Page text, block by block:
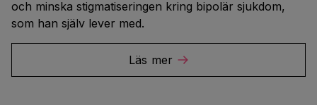
och minska stigmatiseringen kring bipolär sjukdom,
som han själv lever med.
Läs mer